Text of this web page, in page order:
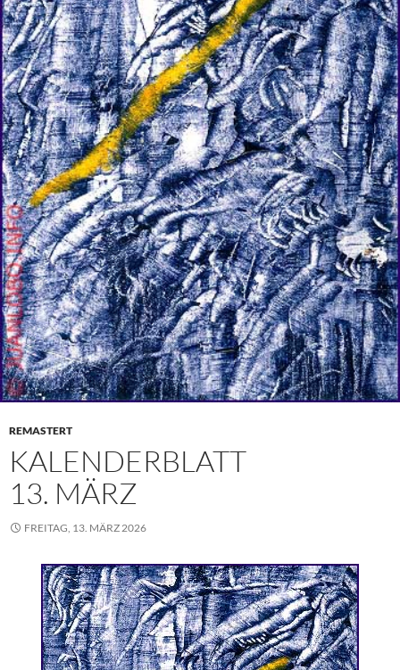
REMASTERT
KALENDERBLATT
13. MÄRZ
FREITAG, 13. MÄRZ 2026